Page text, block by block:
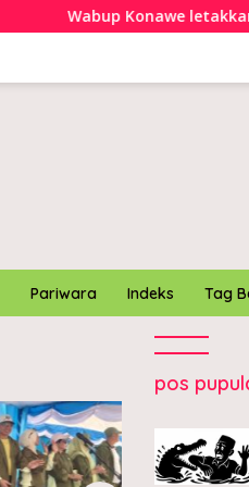
Wabup Konawe letakkan
Pariwara Indeks Tag
pos